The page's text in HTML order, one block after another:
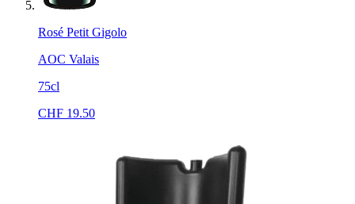
Rosé Petit Gigolo
AOC Valais
75cl
CHF 19.50